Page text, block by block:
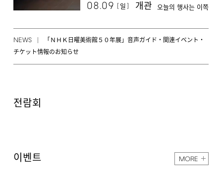
08.09 [ 일 ] 개관 오늘의 행사는 이쪽
NEWS
「ＮＨＫ日曜美術館５０年展」音声ガイド・関連イベント・
チケット情報のお知らせ
전람회
이벤트 MORE